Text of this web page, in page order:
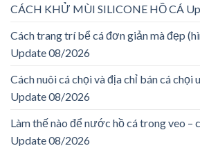
CÁCH KHỬ MÙI SILICONE HỒ CÁ
Cách trang trí bể cá đơn giản mà đẹp
Update 08/2026
Cách nuôi cá chọi và địa chỉ bán cá
Update 08/2026
Làm thế nào để nước hồ cá trong veo –
Update 08/2026